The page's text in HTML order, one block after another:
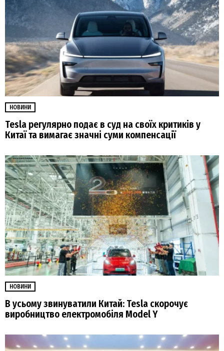
НОВИНИ
Tesla регулярно подає в суд на своїх критиків у
Китаї та вимагає значні суми компенсації
НОВИНИ
В усьому звинуватили Китай: Tesla скорочує
виробництво електромобіля Model Y